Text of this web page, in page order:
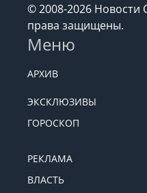
© 2008-2026 Новости
права защищены.
Меню
АРХИВ
ЭКСКЛЮЗИВЫ
ГОРОСКОП
РЕКЛАМА
ВЛАСТЬ